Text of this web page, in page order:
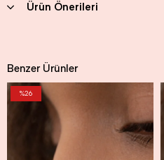
Ürün Önerileri
Benzer Ürünler
%26